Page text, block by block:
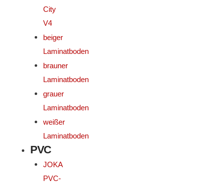
City
V4
beiger
Laminatboden
brauner
Laminatboden
grauer
Laminatboden
weißer
Laminatboden
PVC
JOKA
PVC-